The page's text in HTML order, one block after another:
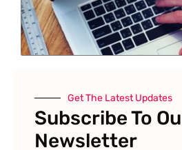
Get The Latest Updates
Subscribe To
Newsletter